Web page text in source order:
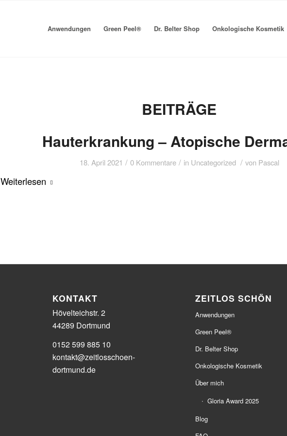
Anwendungen Green Peel® Dr. Belter Shop Onkologische Kosmetik
BEITRÄGE
Hauterkrankung – Atopische
18. April 2021 / 0 Kommentare / in Uncategorized / von Pascal
Weiterlesen
KONTAKT
Hövelteichstr. 2
44289 Dortmund
0152 599 885 10
kontakt@zeitlosschoen-
dortmund.de
ZEITLOS SCHÖN
Anwendungen
Green Peel®
Dr. Belter Shop
Onkologische Kosmetik
Über mich
Gloria Award 2025
Blog